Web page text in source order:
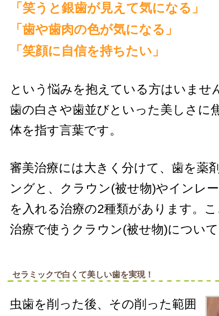
「笑うと銀歯が見えて気になる」
「歯や歯肉の色が気になる」
「笑顔に自信を持ちたい」
という悩みを抱えている方はいま
歯の白さや歯並びといった美しさに
体を指す言葉です。
審美治療には大きく分けて、歯を薬
ングと、クラウン(被せ物)やインレ
を入れる治療の2種類があります。
治療で使うクラウン(被せ物)につい
セラミックで白くて美しい歯を実現！
虫歯を削った後、その削った範囲